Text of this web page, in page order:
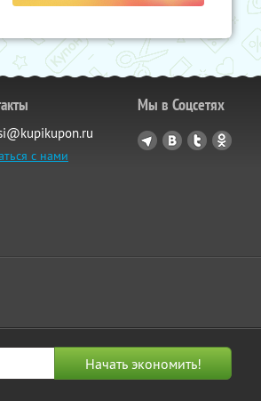
с нами
Мы в Соцсетях